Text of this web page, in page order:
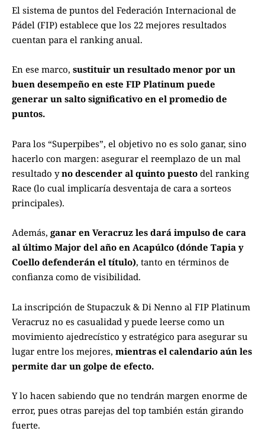
El sistema de puntos del Federación Internacional de
Pádel (FIP) establece que los 22 mejores resultados
cuentan para el ranking anual.
En ese marco, sustituir un resultado menor por un
buen desempeño en este FIP Platinum puede
generar un salto significativo en el promedio de
puntos.
Para los “Superpibes”, el objetivo no es solo ganar, sino
hacerlo con margen: asegurar el reemplazo de un mal
resultado yno descender al quinto puesto del ranking
Race (lo cual implicaría desventaja de cara a sorteos
principales).
Además, ganar en Veracruz les dará impulso de cara
al último Major del año en Acapúlco (dónde Tapia y
Coello defenderán el título), tanto en términos de
confianza como de visibilidad.
La inscripción de Stupaczuk & Di Nenno al FIP Platinum
Veracruz no es casualidad y puede leerse como un
movimiento ajedrecístico y estratégico para asegurar su
lugar entre los mejores, mientras el calendario aún les
permite dar un golpe de efecto.
Y lo hacen sabiendo que no tendrán margen enorme de
error, pues otras parejas del top también están girando
fuerte.